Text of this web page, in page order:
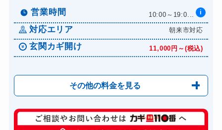
営業時間 10:00～19:0... i
対応エリア 朝来市対応
玄関カギ開け 11,000円～(税込)
その他の料金を見る
玄関カギ修理 6,600円～(税込)